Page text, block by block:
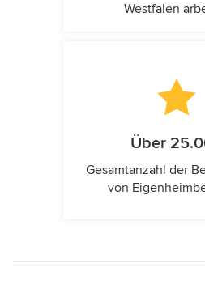
Westfalen
Über
Gesamtanzahl der
von